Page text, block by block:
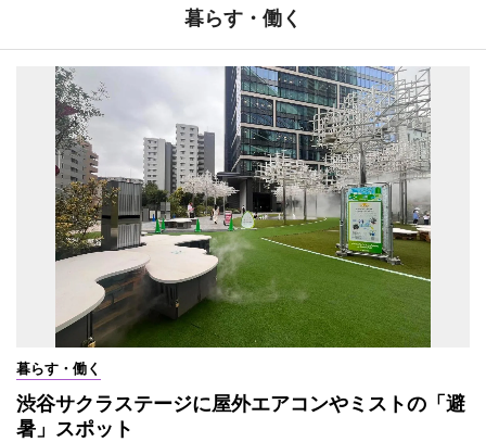
暮らす・働く
暮らす・働く
渋谷サクラステージに屋外エアコンやミストの「避
暑」スポット